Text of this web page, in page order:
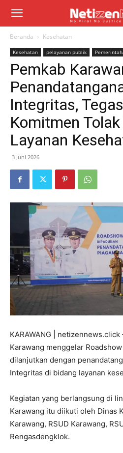
Beranda Kesehatan
Kesehatan pelayanan publik
Pemkab
Integritas,
Komitmen
Layanan
3 Juni 2026
KARAWANG |
Karawang menggelar
dilanjutkan dengan
Integritas di bidang layanan
Kegiatan yang berlangsung di
Karawang itu diikuti oleh Dinas
Karawang, RSUD Karawang,
Rengasdengklok.